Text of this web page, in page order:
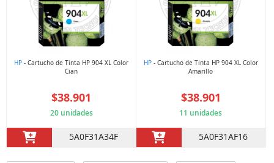
HP - Cartucho de Tinta HP 904 XL Color
Cian
$38.901
20 unidades
5A0F31A34F
HP- Cartucho de Tinta HP 904 XL Color
Amarillo
$38.901
11 unidades
5A0F31AF16